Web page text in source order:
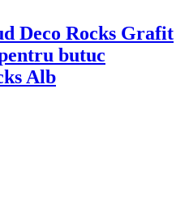
Deco Rocks Grafit
butuc
Alb